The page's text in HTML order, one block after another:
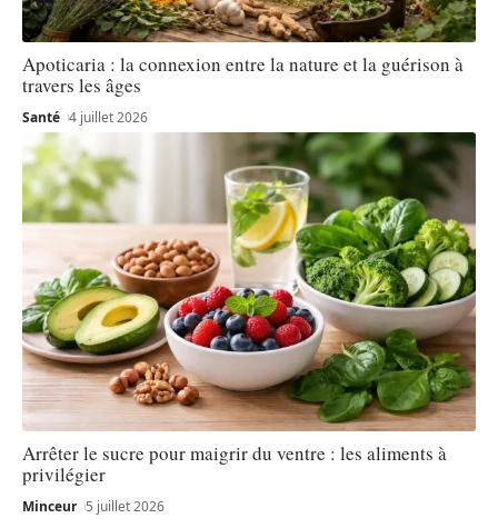
Apoticaria : la connexion entre la nature et la guérison à
travers les âges
Santé 4 juillet 2026
Arrêter le sucre pour maigrir du ventre : les aliments à
privilégier
Minceur 5 juillet 2026